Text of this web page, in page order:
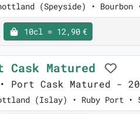
(Speyside) • Bourbon
10cl = 12,90 €
Cask Matured
• Port Cask Matured -
(Islay) • Ruby Port •